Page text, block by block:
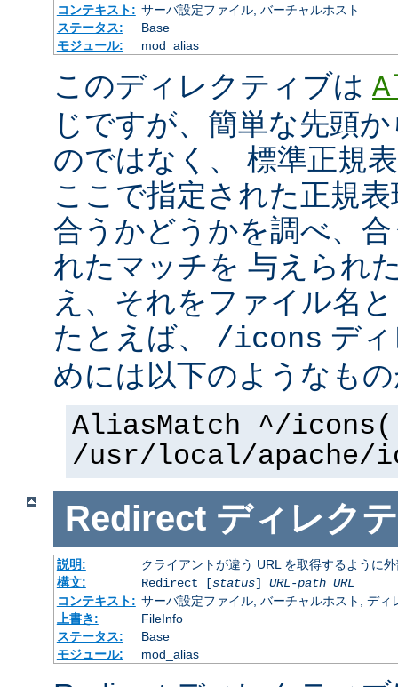
コンテキスト: サーバ設定ファイル, バーチャルホスト
ステータス:
Base
モジュール:
mod_alias
このディレクティブは
じですが、簡単な先頭
のではなく、 標準正規
ここで指定された正規
合うかどうかを調べ、
れたマッチを 与えられ
え、それをファイル名
たとえば、 /icons デ
めには以下のようなも
AliasMatch ^/
/usr/local/apache/
Redirect ディレク
説明:
クライアントが違う URL を取得するように
構文:
Redirect [status] URL-path URL
コンテキスト: サーバ設定ファイル, バーチャルホスト, ディ
上書き:
FileInfo
ステータス:
Base
モジュール:
mod_alias